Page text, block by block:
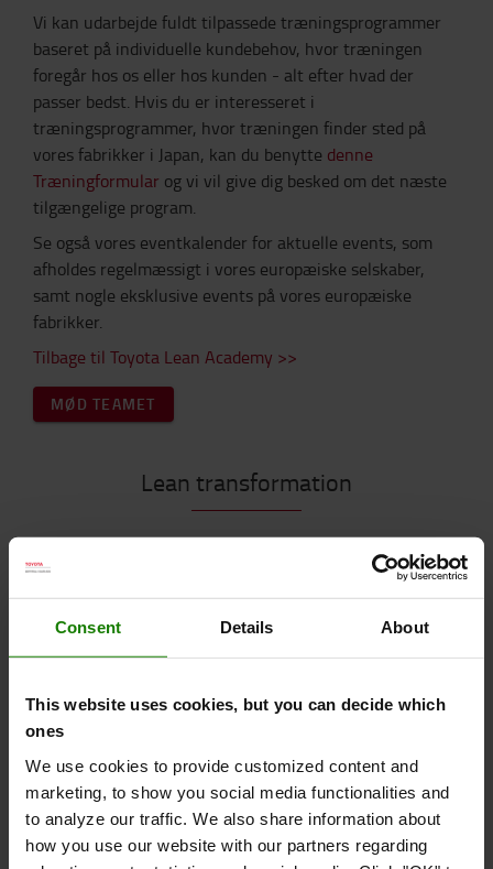
Consent Details About
This website uses cookies, but you can decide which
ones
We use cookies to provide customized content and
marketing, to show you social media functionalities and
to analyze our traffic. We also share information about
how you use our website with our partners regarding
Vi kan udarbejde fuldt tilpassede træningsprogrammer
baseret på individuelle kundebehov, hvor træningen
foregår hos os eller hos kunden - alt efter hvad der
passer bedst. Hvis du er interesseret i
træningsprogrammer, hvor træningen finder sted på
vores fabrikker i Japan, kan du benytte denne
Træningformular og vi vil give dig besked om det næste
tilgængelige program.
Se også vores eventkalender for aktuelle events, som
afholdes regelmæssigt i vores europæiske selskaber,
samt nogle eksklusive events på vores europæiske
fabrikker.
Tilbage til Toyota Lean Academy >>
MØD TEAMET
Lean transformation
Vores transformationsprogrammer er designet til
organisationer med behov for udvikling og realisering af
en lean plan med anbefalinger om forbedret workflow og
Der findes mange såkaldte lean projekter, som begynder
med en meget optimistisk business case, men ender med
utilfredsstillende resultater og megen tvivl. Det er ikke
omkostningerne ved et mislykket leanprojekt, som er
det største tab, men derimod den mistede troværdighed
og tillid i organisationen.